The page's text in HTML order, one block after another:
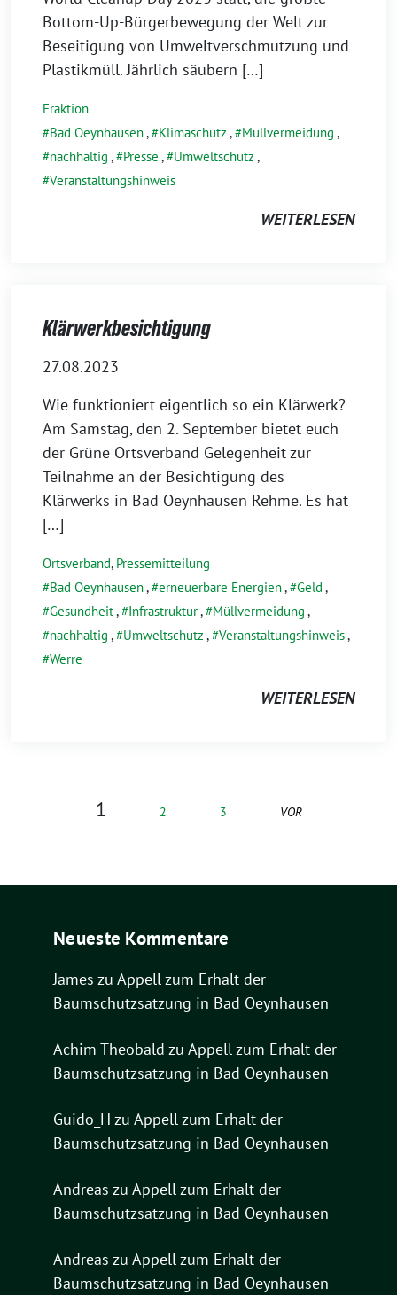
Bottom-Up-Bürgerbewegung der Welt zur
Beseitigung von Umweltverschmutzung und
Plastikmüll. Jährlich säubern […]
Fraktion
Bad Oeynhausen, Klimaschutz , Müllvermeidung ,
nachhaltig , Presse , Umweltschutz ,
Veranstaltungshinweis
WEITERLESEN
Klärwerkbesichtigung
27.08.2023
Wie funktioniert eigentlich so ein Klärwerk?
Am Samstag, den 2. September bietet euch
der Grüne Ortsverband Gelegenheit zur
Teilnahme an der Besichtigung des
Klärwerks in Bad Oeynhausen Rehme. Es hat
[…]
Ortsverband, Pressemitteilung
Bad Oeynhausen, erneuerbare Energien, Geld ,
Gesundheit, Infrastruktur, Müllvermeidung ,
nachhaltig , Umweltschutz , Veranstaltungshinweis,
Werre
WEITERLESEN
1 2 3 VOR
Neueste Kommentare
James zu Appell zum Erhalt der
Baumschutzsatzung in Bad Oeynhausen
Achim Theobald zu Appell zum Erhalt der
Baumschutzsatzung in Bad Oeynhausen
Guido_H zu Appell zum Erhalt der
Baumschutzsatzung in Bad Oeynhausen
Andreas zu Appell zum Erhalt der
Baumschutzsatzung in Bad Oeynhausen
Andreas zu Appell zum Erhalt der
Baumschutzsatzung in Bad Oeynhausen